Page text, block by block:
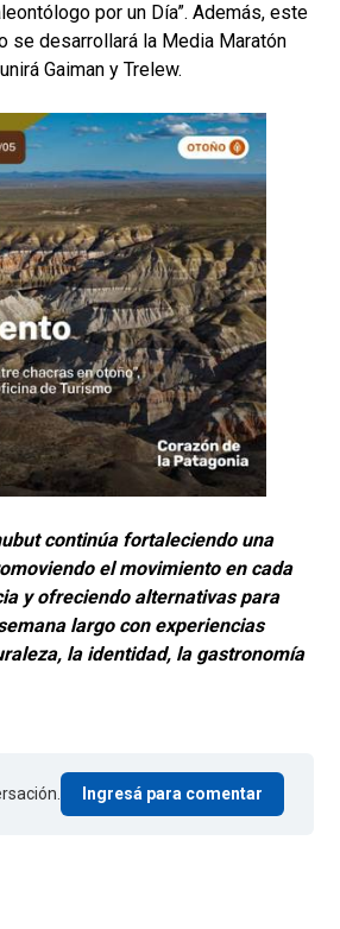
por un Día”. Además, este
se desarrollará la Media Maratón
Gaiman y Trelew.
continúa fortaleciendo una
el movimiento en cada
y ofreciendo alternativas para
largo con experiencias
la identidad, la gastronomía
Ingresá para comentar